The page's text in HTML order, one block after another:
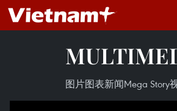
图片图表新闻Mega Story